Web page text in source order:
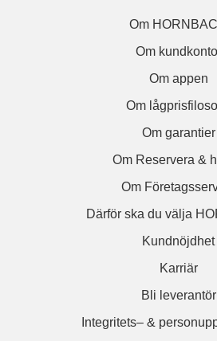
Om
Om
Om appen
Om
Om garantier
Om Reservera &
Om
Därför ska du välja
Kundnöjdhet
Karriär
Bli leverantör
Integritets– &